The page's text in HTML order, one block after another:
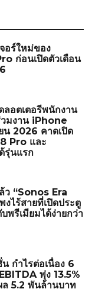
อร์ใหม่ของ
ก่อนเปิดตัวเดือน
ลอตเตอรีพนักงาน
วมงาน iPhone
น 2026 คาดเปิด
Pro และ
รุ่นแรก
ว “Sonos Era
งไร้สายที่เปิดประตู
พรีเมียมได้ง่ายกว่า
กำไรต่อเนื่อง 6
พุ่ง 13.5%
5.2 พันล้านบาท